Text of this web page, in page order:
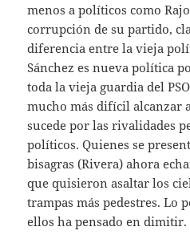
menos a políticos como
corrupción de su partido,
diferencia entre la vieja
Sánchez es nueva política
toda la vieja guardia del
mucho más difícil alcanzar
sucede por las rivalidades
políticos. Quienes se
bisagras (Rivera) ahora
que quisieron asaltar los
trampas más pedestres. Lo
ellos ha pensado en dimitir.